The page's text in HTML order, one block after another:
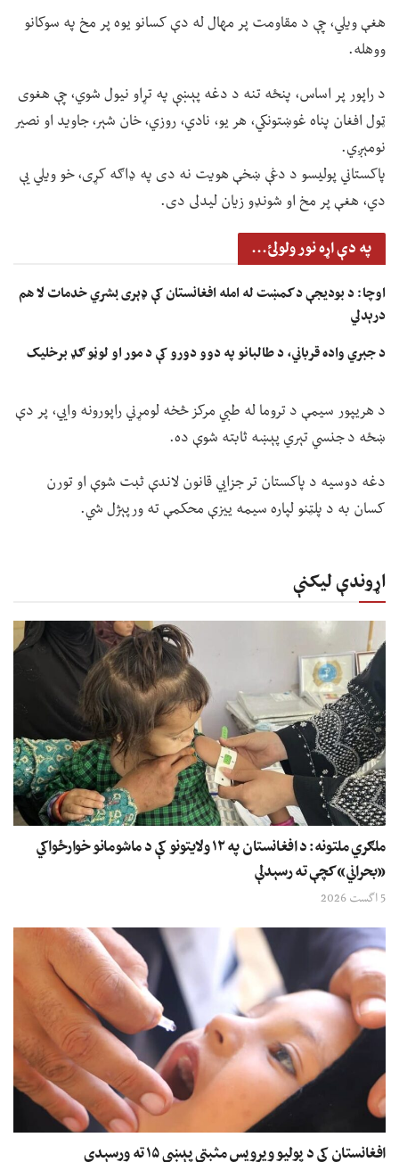
هغې ویلي، چې د مقاومت پر مهال له دې کسانو یوه پر مخ په سوکانو
ووهله.
د راپور پر اساس، پنځه تنه د دغه پېښې په تړاو نیول شوي، چې هغوی
ټول افغان پناه غوښتونکي، هر یو، نادي، روزي، خان شېر، جاوید او نصیر
نومېږي.
پاکستاني پولیسو د دغې ښخې هویت نه دی په ډاګه کړی، خو ویلي یې
دي، هغې پر مخ او شونډو زیان لیدلی دی.
په دې اړه نور ولولئ...
اوچا: د بودیجې د کمښت له امله افغانستان کې ډېری بشري خدمات لا هم
درېدلي
د جبري واده قرباني، د طالبانو په دوو دورو کې د مور او لوڼو ګډ برخلیک
د هریپور سیمې د تروما له طبي مرکز څخه لومړني راپورونه وايي، پر دې
ښځه د جنسي تېري پېښه ثابته شوې ده.
دغه دوسیه د پاکستان تر جزايي قانون لاندې ثبت شوې او تورن
کسان به د پلټنو لپاره سیمه ییزې محکمې ته ورپېژل شي.
اړوندې لیکنې
ملګري ملتونه: د افغانستان په ۱۲ ولایتونو کې د ماشومانو خوارځواکي
«بحراني» کچې ته رسېدلې
5 اگست 2026
افغانستان کې د پولیو ویرویس مثبتې پېښې ۱۵ ته ورسېدې